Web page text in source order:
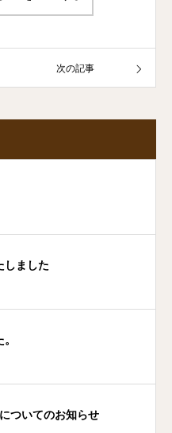
次の記事
しました
ついてのお知らせ